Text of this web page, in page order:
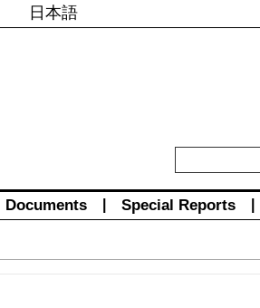
日本語
Documents Special Reports